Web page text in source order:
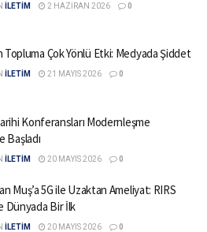
İLETİM 2 HAZIRAN 2026 0
Çok Yönlü Etki: Medyada Şiddet
İLETİM 21 MAYIS 2026 0
Konferansları Modernleşme
Başladı
İLETİM 20 MAYIS 2026 0
Muş’a 5G ile Uzaktan Ameliyat: RIRS
Dünyada Bir İlk
İLETİM 20 MAYIS 2026 0